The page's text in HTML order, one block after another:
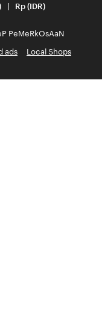
| Rp (IDR)
PeMeRkOsAaN
ads
Local Shops